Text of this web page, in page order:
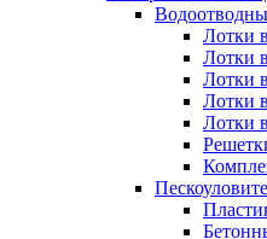
Лотки
Лотки
Лотки
Лотки
Лотки